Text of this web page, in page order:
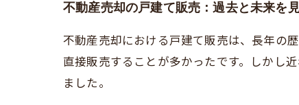
不動産売却の戸建て販売：過去と未来を
不動産売却における戸建て販売は、長年の
直接販売することが多かったです。しかし
ました。